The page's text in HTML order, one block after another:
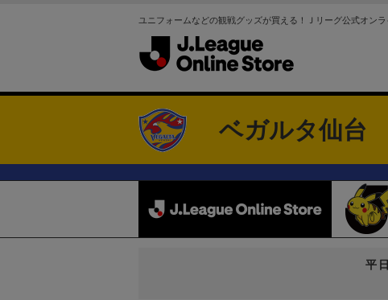
ユニフォームなどの観戦グッズが買える！Ｊリーグ公式オン
ベガルタ仙台
平